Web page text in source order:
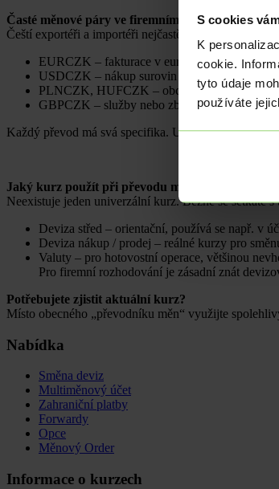
S cookies
K
cookie.
tyto údaje
používáte
Časté měnové páry ve firemním sektoru
Čeští exportéři a importéři nejčastěji sledují:
EURCZK – fakturace v eurech, obchod s
USDCZK – nákup surovin nebo technologií z
PLNCZK, HUFCZK – obchod s Polskem a
GBPCZK – služby nebo zboží z Velké Británie
Každý převod má svá specifika. U velkých objemů
Jaký kurz použít při převodu měn?
Neexistuje jeden univerzální kurz. Běžně se setkáte
Deviza střed – orientační, používá se např. v
Deviza nákup / prodej – reálné kurzy pro
Valuty – pro hotovostní operace, většinou
Pro firemní rozhodování je zásadní znát
Potřebujete zjistit aktuální kurz?
Místo obecného „převodníku měn“ využijte
Nabídka
Směna deviz
Multiměnový účet
Zahraniční platby
Forwardy
Opce
Měnový Order
Informace o kurzech